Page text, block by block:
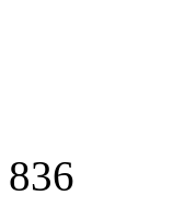
836